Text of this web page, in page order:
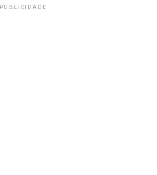
PUBLICIDADE